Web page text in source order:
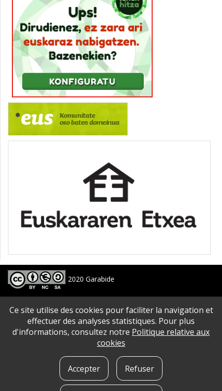
2020 Garabide
688 63 24 33 / 943 250 397
garabide[arroba]garabide[puntu]eus
PLAN DU SITE | ACCESSIBILITé | AVERTISSEMENT | POLITIQUE DE CONFIDENTIALITé |
Ce site utilise des cookies pour faciliter la navigation et
effectuer des analyses statistiques. Pour plus
d'informations, consultez notre Politique relative aux
cookies
Accepter Refuser